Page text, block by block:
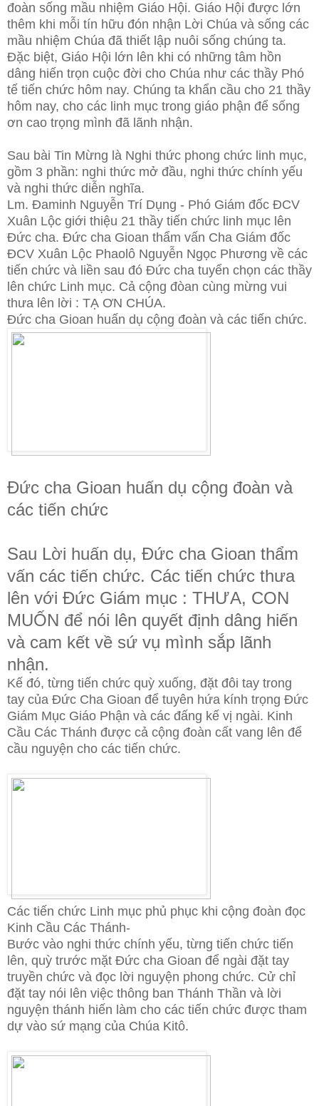
đoàn sống mầu nhiệm Giáo Hội. Giáo Hội được lớn
thêm khi mỗi tín hữu đón nhận Lời Chúa và sống các
mầu nhiệm Chúa đã thiết lập nuôi sống chúng ta.
Đặc biệt, Giáo Hội lớn lên khi có những tâm hồn
dâng hiến trọn cuộc đời cho Chúa như các thầy Phó
tế tiến chức hôm nay. Chúng ta khẩn cầu cho 21 thầy
hôm nay, cho các linh mục trong giáo phận để sống
ơn cao trọng mình đã lãnh nhận.
Sau bài Tin Mừng là Nghi thức phong chức linh mục,
gồm 3 phần: nghi thức mở đầu, nghi thức chính yếu
và nghi thức diễn nghĩa.
Lm. Đaminh Nguyễn Trí Dụng - Phó Giám đốc ĐCV
Xuân Lộc giới thiệu 21 thầy tiến chức linh mục lên
Đức cha. Đức cha Gioan thẩm vấn Cha Giám đốc
ĐCV Xuân Lộc Phaolô Nguyễn Ngọc Phương về các
tiến chức và liền sau đó Đức cha tuyển chọn các thầy
lên chức Linh mục. Cả cộng đòan cùng mừng vui
thưa lên lời : TẠ ƠN CHÚA.
Đức cha Gioan huấn dụ cộng đoàn và các tiến chức.
Đức cha Gioan huấn dụ cộng đoàn và
các tiến chức
Sau Lời huấn dụ, Đức cha Gioan thẩm
vấn các tiến chức. Các tiến chức thưa
lên với Đức Giám mục : THƯA, CON
MUỐN để nói lên quyết định dâng hiến
và cam kết về sứ vụ mình sắp lãnh
nhận.
Kế đó, từng tiến chức quỳ xuống, đặt đôi tay trong
tay của Đức Cha Gioan để tuyên hứa kính trọng Đức
Giám Mục Giáo Phận và các đấng kế vị ngài. Kinh
Cầu Các Thánh được cả cộng đoàn cất vang lên để
cầu nguyện cho các tiến chức.
Các tiến chức Linh mục phủ phục khi cộng đoàn đọc
Kinh Cầu Các Thánh-
Bước vào nghi thức chính yếu, từng tiến chức tiến
lên, quỳ trước mặt Đức cha Gioan để ngài đặt tay
truyền chức và đọc lời nguyện phong chức. Cử chỉ
đặt tay nói lên việc thông ban Thánh Thần và lời
nguyện thánh hiến làm cho các tiến chức được tham
dự vào sứ mạng của Chúa Kitô.